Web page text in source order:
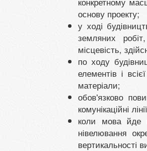
основу проекту;
у ході
земляних
місцевість,
по ходу
елементів і
матеріали;
обов'язково
комунікаційні
коли мова йде
нівелювання
вертикальності